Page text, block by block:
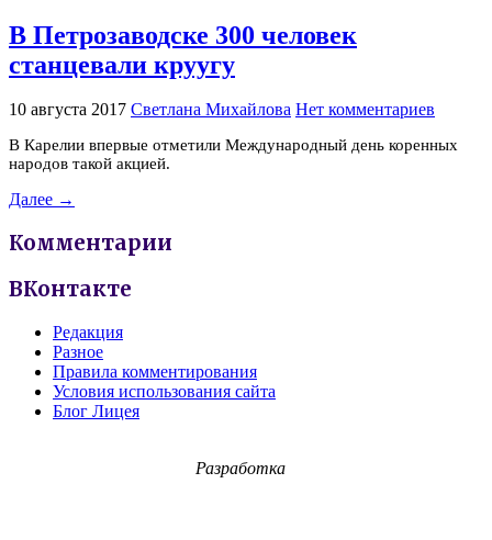
В Петрозаводске 300 человек
станцевали круугу
10 августа 2017 Светлана Михайлова Нет комментариев
В Карелии впервые отметили Международный день коренных
народов такой акцией.
Далее →
Комментарии
ВКонтакте
Редакция
Разное
Правила комментирования
Условия использования сайта
Блог Лицея
Разработка